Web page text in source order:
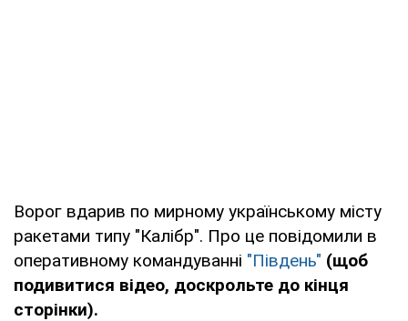
Ворог вдарив по мирному українському місту
ракетами типу "Калібр". Про це повідомили в
оперативному командуванні "Південь" (щоб
подивитися відео, доскрольте до кінця
сторінки).